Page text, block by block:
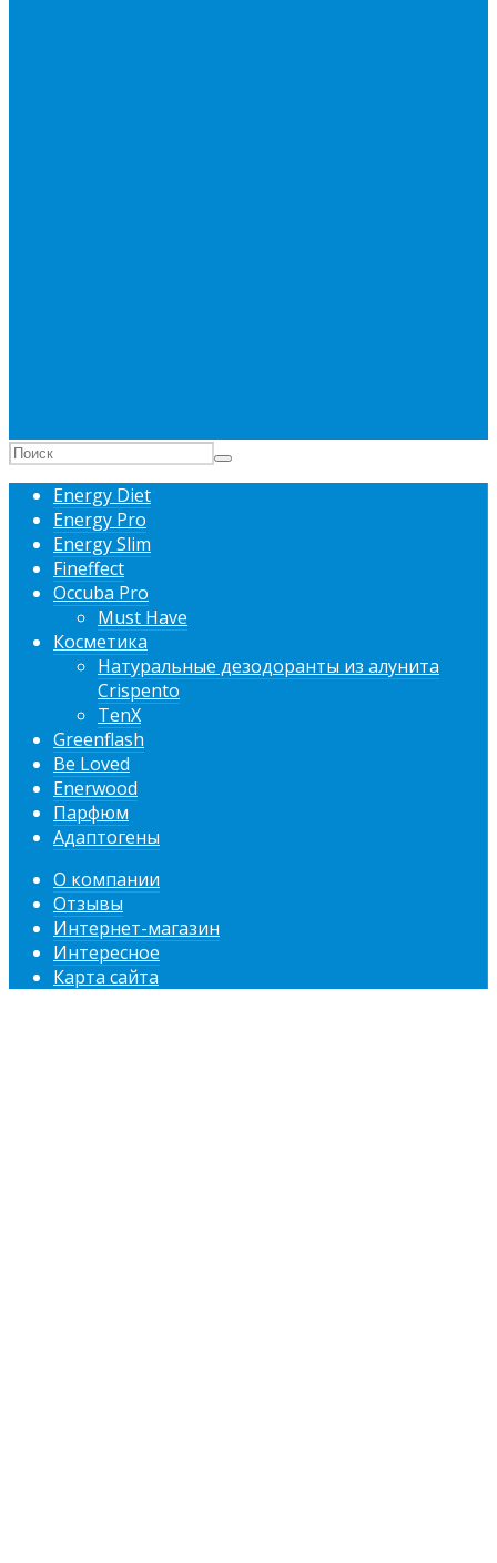
Energy Diet
Energy Pro
Energy Slim
Fineffect
Occuba Pro
Must Have
Косметика
Натуральные дезодоранты из алунита
Crispento
TenX
Greenflash
Be Loved
Enerwood
Парфюм
Адаптогены
О компании
Отзывы
Интернет-магазин
Интересное
Карта сайта